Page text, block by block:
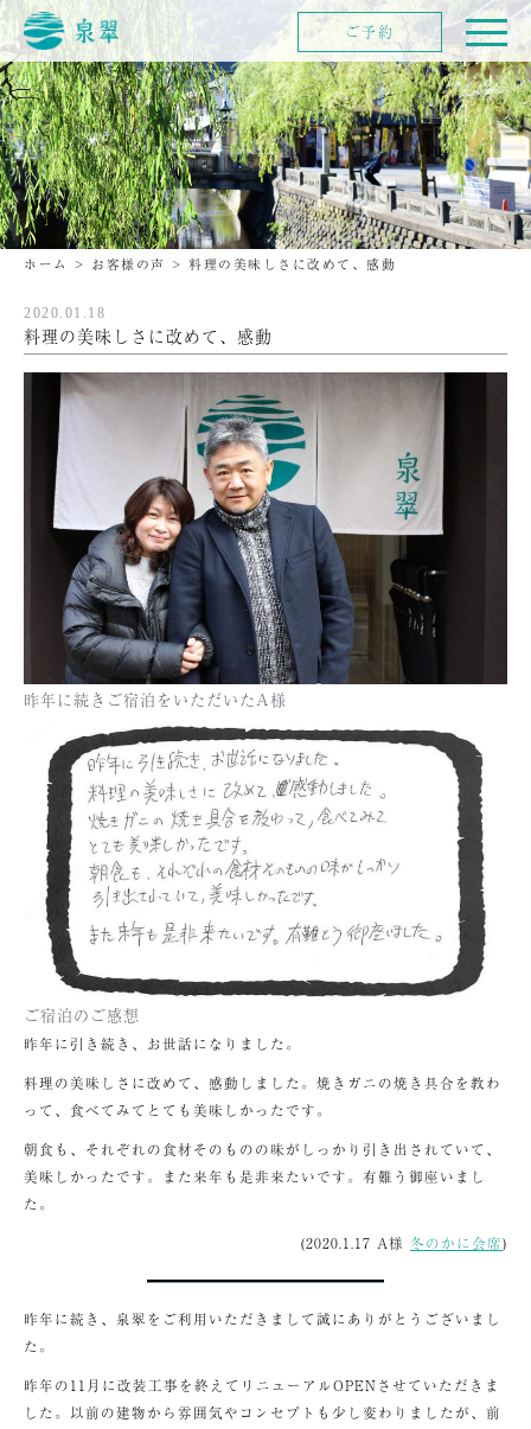
ホーム > お客様の声 > 料理の美味しさに改めて、感動
2020.01.18
料理の美味しさに改めて、感動
昨年に続きご宿泊をいただいたA様
ご宿泊のご感想
昨年に引き続き、お世話になりました。
料理の美味しさに改めて、感動しました。焼きガニの焼き具合を教わ
って、食べてみてとても美味しかったです。
朝食も、それぞれの食材そのものの味がしっかり引き出されていて、
美味しかったです。また来年も是非来たいです。有難う御座いまし
た。
(2020.1.17 A様 冬のかに会席)
昨年に続き、泉翠をご利用いただきまして誠にありがとうございまし
た。
昨年の11月に改装工事を終えてリニューアルOPENさせていただきま
した。以前の建物から雰囲気やコンセプトも少し変わりましたが、前
ご予約